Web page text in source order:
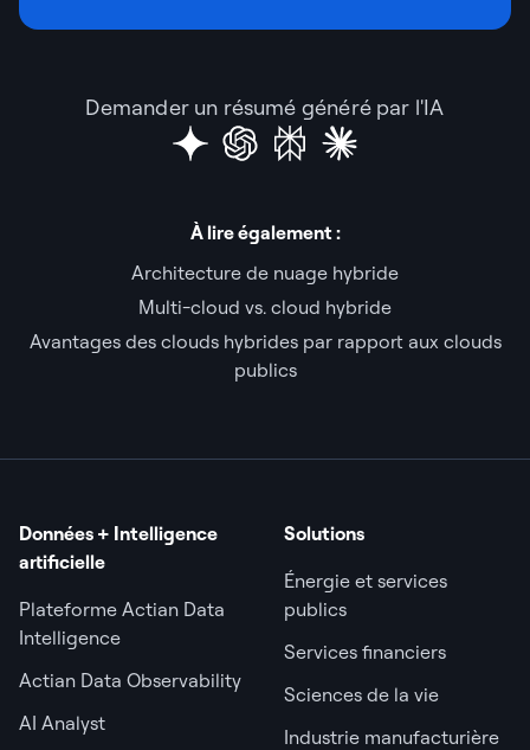
Demander un résumé généré par l'IA
À lire également :
Architecture de nuage hybride
Multi-cloud vs. cloud hybride
Avantages des clouds hybrides par rapport aux clouds
publics
Données + Intelligence
artificielle
Plateforme Actian Data
Intelligence
Actian Data Observability
AI Analyst
Solutions
Énergie et services
publics
Services financiers
Sciences de la vie
Industrie manufacturière